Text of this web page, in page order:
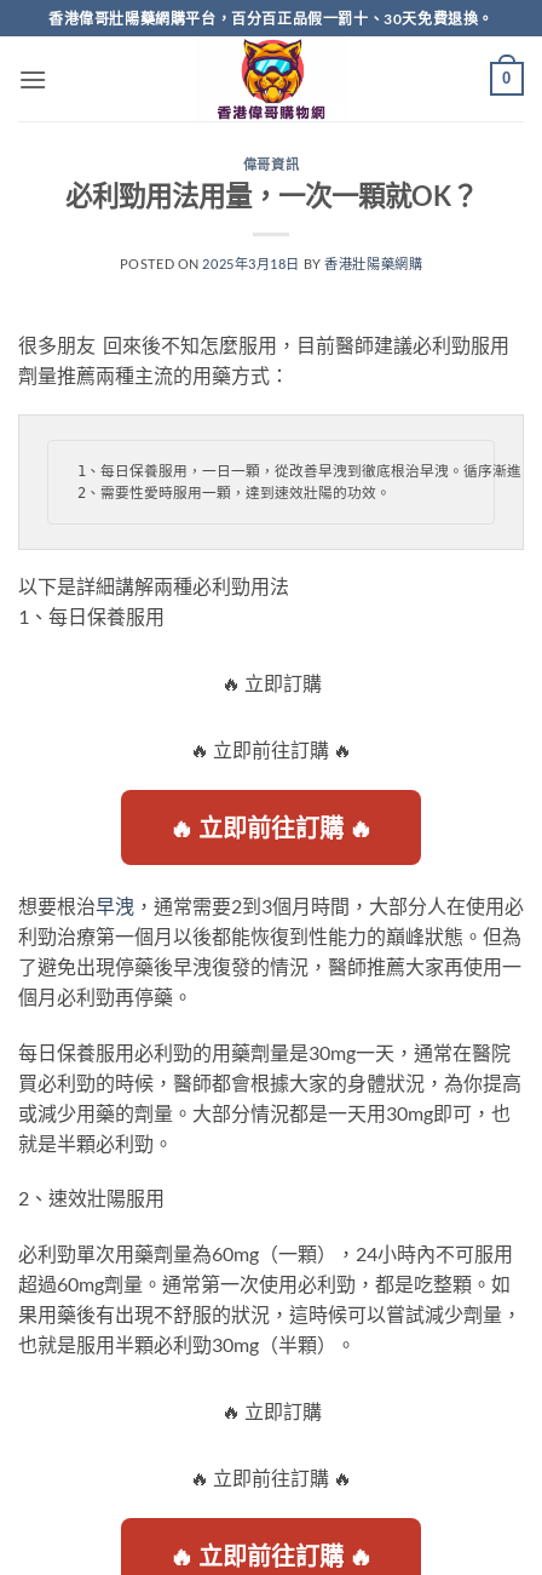
to
content
香港偉哥壯陽藥網購平台，百分百正品假一罰十、30天免費退換。
0
偉哥資訊
必利勁用法用量，一次一顆就OK？
POSTED ON 2025年3月18日 BY香港壯陽藥網購
很多朋友 回來後不知怎麼服用，目前醫師建議必利勁服用
劑量推薦兩種主流的用藥方式：
1、每日保養服用，一日一顆，從改善早洩到徹底根治早洩。循序漸進的
2、需要性愛時服用一顆，達到速效壯陽的功效。
以下是詳細講解兩種必利勁用法
1、每日保養服用
🔥 立即訂購
🔥 立即前往訂購 🔥
🔥 立即前往訂購 🔥
想要根治早洩 ，通常需要2到3個月時間，大部分人在使用必
利勁治療第一個月以後都能恢復到性能力的巔峰狀態。但為
了避免出現停藥後早洩復發的情況，醫師推薦大家再使用一
個月必利勁再停藥。
每日保養服用必利勁的用藥劑量是30mg一天，通常在醫院
買必利勁的時候，醫師都會根據大家的身體狀況，為你提高
或減少用藥的劑量。大部分情況都是一天用30mg即可，也
就是半顆必利勁。
2、速效壯陽服用
必利勁單次用藥劑量為60mg（一顆），24小時內不可服用
超過60mg劑量。通常第一次使用必利勁，都是吃整顆。如
果用藥後有出現不舒服的狀況，這時候可以嘗試減少劑量，
也就是服用半顆必利勁30mg（半顆）。
🔥 立即訂購
🔥 立即前往訂購 🔥
🔥 立即前往訂購 🔥